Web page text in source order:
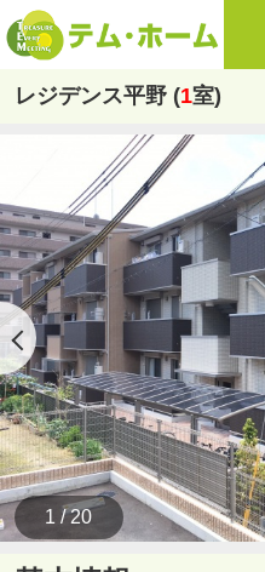
レジデンス平野 (1室)
1 / 20